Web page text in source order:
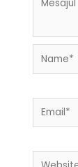
Name*
Email*
Website